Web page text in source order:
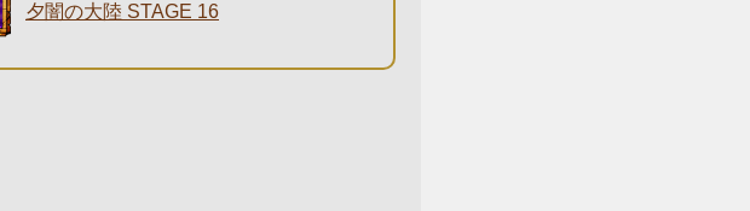
夕闇の大陸 STAGE 16